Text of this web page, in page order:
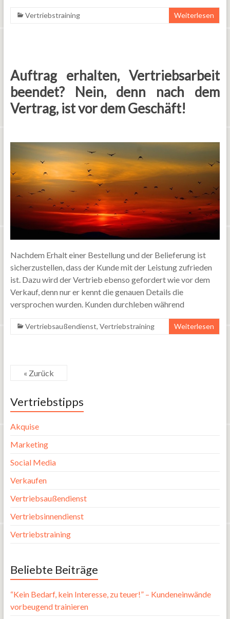
Vertriebstraining Weiterlesen
Auftrag erhalten, Vertriebsarbeit
beendet? Nein, denn nach dem
Vertrag, ist vor dem Geschäft!
Nachdem Erhalt einer Bestellung und der Belieferung ist
sicherzustellen, dass der Kunde mit der Leistung zufrieden
ist. Dazu wird der Vertrieb ebenso gefordert wie vor dem
Verkauf, denn nur er kennt die genauen Details die
versprochen wurden. Kunden durchleben während
Vertriebsaußendienst, Vertriebstraining Weiterlesen
« Zurück
Vertriebstipps
Akquise
Marketing
Social Media
Verkaufen
Vertriebsaußendienst
Vertriebsinnendienst
Vertriebstraining
Beliebte Beiträge
“Kein Bedarf, kein Interesse, zu teuer!” – Kundeneinwände
vorbeugend trainieren